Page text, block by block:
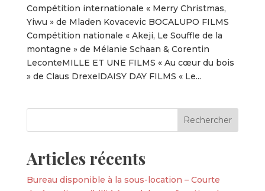
Compétition internationale « Merry Christmas,
Yiwu » de Mladen Kovacevic BOCALUPO FILMS
Compétition nationale « Akeji, Le Souffle de la
montagne » de Mélanie Schaan & Corentin
LeconteMILLE ET UNE FILMS « Au cœur du bois
» de Claus DrexelDAISY DAY FILMS « Le...
Articles récents
Bureau disponible à la sous-location – Courte